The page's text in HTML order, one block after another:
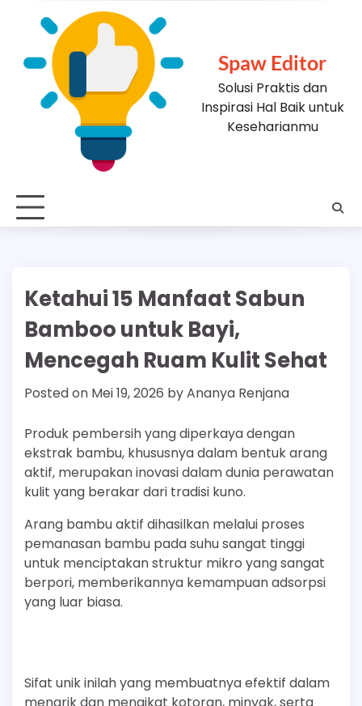
Spaw Editor
Solusi Praktis dan
Inspirasi Hal Baik untuk
Keseharianmu
Ketahui 15 Manfaat Sabun
Bamboo untuk Bayi,
Mencegah Ruam Kulit Sehat
Posted on Mei 19, 2026 byAnanya Renjana
Produk pembersih yang diperkaya dengan
ekstrak bambu, khususnya dalam bentuk arang
aktif, merupakan inovasi dalam dunia perawatan
kulit yang berakar dari tradisi kuno.
Arang bambu aktif dihasilkan melalui proses
pemanasan bambu pada suhu sangat tinggi
untuk menciptakan struktur mikro yang sangat
berpori, memberikannya kemampuan adsorpsi
yang luar biasa.
Sifat unik inilah yang membuatnya efektif dalam